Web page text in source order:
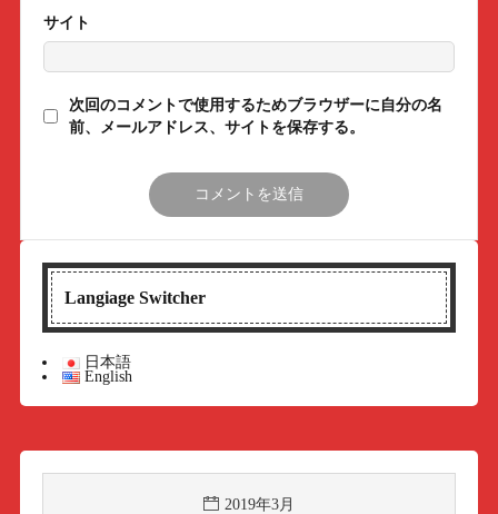
サイト
次回のコメントで使用するためブラウザーに自分の名
前、メールアドレス、サイトを保存する。
Langiage Switcher
日本語
English
2019年3月